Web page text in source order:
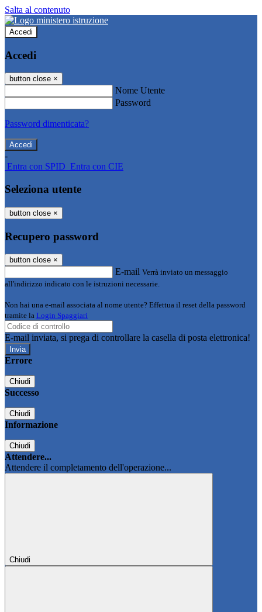
Salta al contenuto
Accedi
Accedi
button close ×
Nome Utente
Password
Password dimenticata?
-
Entra con SPID Entra con CIE
Seleziona utente
button close ×
Recupero password
button close ×
E-mail Verrà inviato un messaggio
all'indirizzo indicato con le istruzioni necessarie.
Non hai una e-mail associata al nome utente? Effettua il reset della password
tramite la Login Spaggiari
E-mail inviata, si prega di controllare la casella di posta elettronica!
Errore
Chiudi
Successo
Chiudi
Informazione
Chiudi
Attendere...
Attendere il completamento dell'operazione...
Chiudi